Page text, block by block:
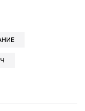
Viber
в Whatsapp
в Messenger
в LinkedIn
Google news
в Viber
в LinkedIn